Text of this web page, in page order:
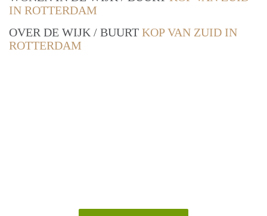
IN ROTTERDAM
OVER DE WIJK / BUURT KOP VAN ZUID IN
ROTTERDAM